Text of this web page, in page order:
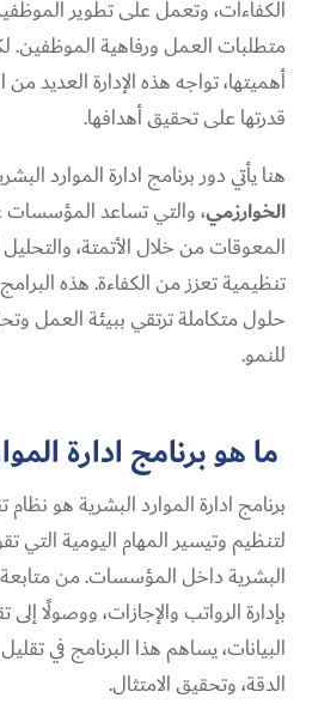
الكفاءات، وتعمل على تطوير
متطلبات العمل ورفاهية الموظفين.
أهميتها، تواجه هذه الإدارة العديد
قدرتها على تحقيق أهدافها.
هنا يأتي دور برنامج ادارة الموارد
الخوارزمي، والتي تساعد
المعوقات من خلال الأتمتة،
تنظيمية تعزز من الكفاءة. هذه
حلول متكاملة ترتقي ببيئة العمل
للنمو.
ما هو برنامج ادارة
برنامج ادارة الموارد البشرية هو
لتنظيم وتيسير المهام اليومية التي
البشرية داخل المؤسسات. من متابعة
بإدارة الرواتب والإجازات، ووصولًا إلى
البيانات، يساهم هذا البرنامج في
الدقة، وتحقيق الامتثال.